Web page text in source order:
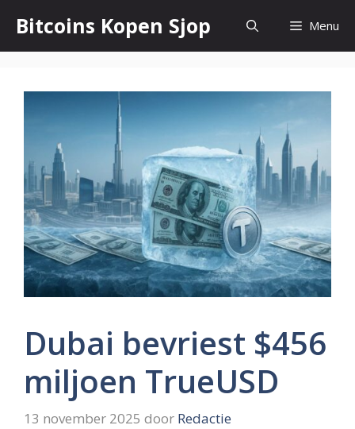
naar
de
Bitcoins Kopen Sjop Menu
Dubai bevriest $456
miljoen TrueUSD
13 november 2025 door Redactie